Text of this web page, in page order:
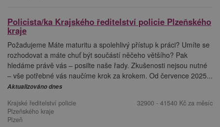
Policista/ka Krajského ředitelství policie Plzeňského
kraje
Požadujeme Máte maturitu a spolehlivý přístup k práci? Umíte se
rozhodovat a máte chuť být součástí něčeho většího? Pak
hledáme právě vás – posilte naše řady. Zkušenosti nejsou nutné
– vše potřebné vás naučíme krok za krokem. Od července 2025...
Aktualizováno dnes
Krajské ředitelství policie
Plzeňského kraje
Plzeň
32900 - 41540 Kč za měsíc